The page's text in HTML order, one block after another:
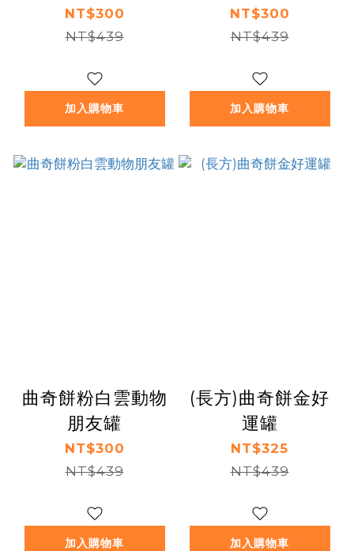
NT$300
NT$439
加入購物車
NT$300
NT$439
加入購物車
曲奇餅粉白雲動物
朋友罐
NT$300
NT$439
加入購物車
(長方)曲奇餅金好
運罐
NT$325
NT$439
加入購物車